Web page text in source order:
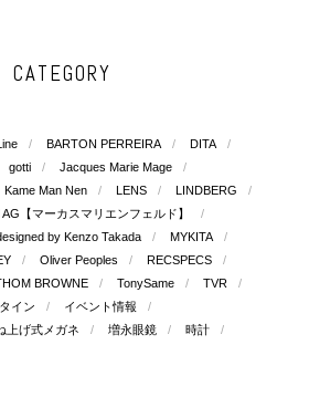
CATEGORY
BARTON PERREIRA
DITA
gotti
Jacques Marie Mage
Kame Man Nen LENS
LINDBERG
【マーカスマリエンフェルド】
by Kenzo Takada
MYKITA
Oliver Peoples
RECSPECS
BROWNE TonySame
TVR
イン
イベント情報
上げ式メガネ 増永眼鏡
時計